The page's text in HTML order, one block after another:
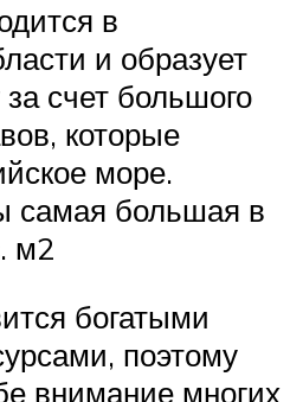
в
и образует
счет большого
которые
море.
самая большая в
м2
богатыми
поэтому
внимание многих